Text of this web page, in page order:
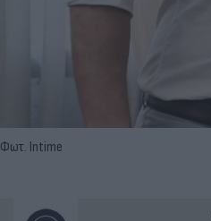
Φωτ. Intime